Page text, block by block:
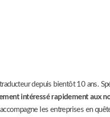
depuis bientôt 10 ans.
intéressé rapidement aux
les entreprises en